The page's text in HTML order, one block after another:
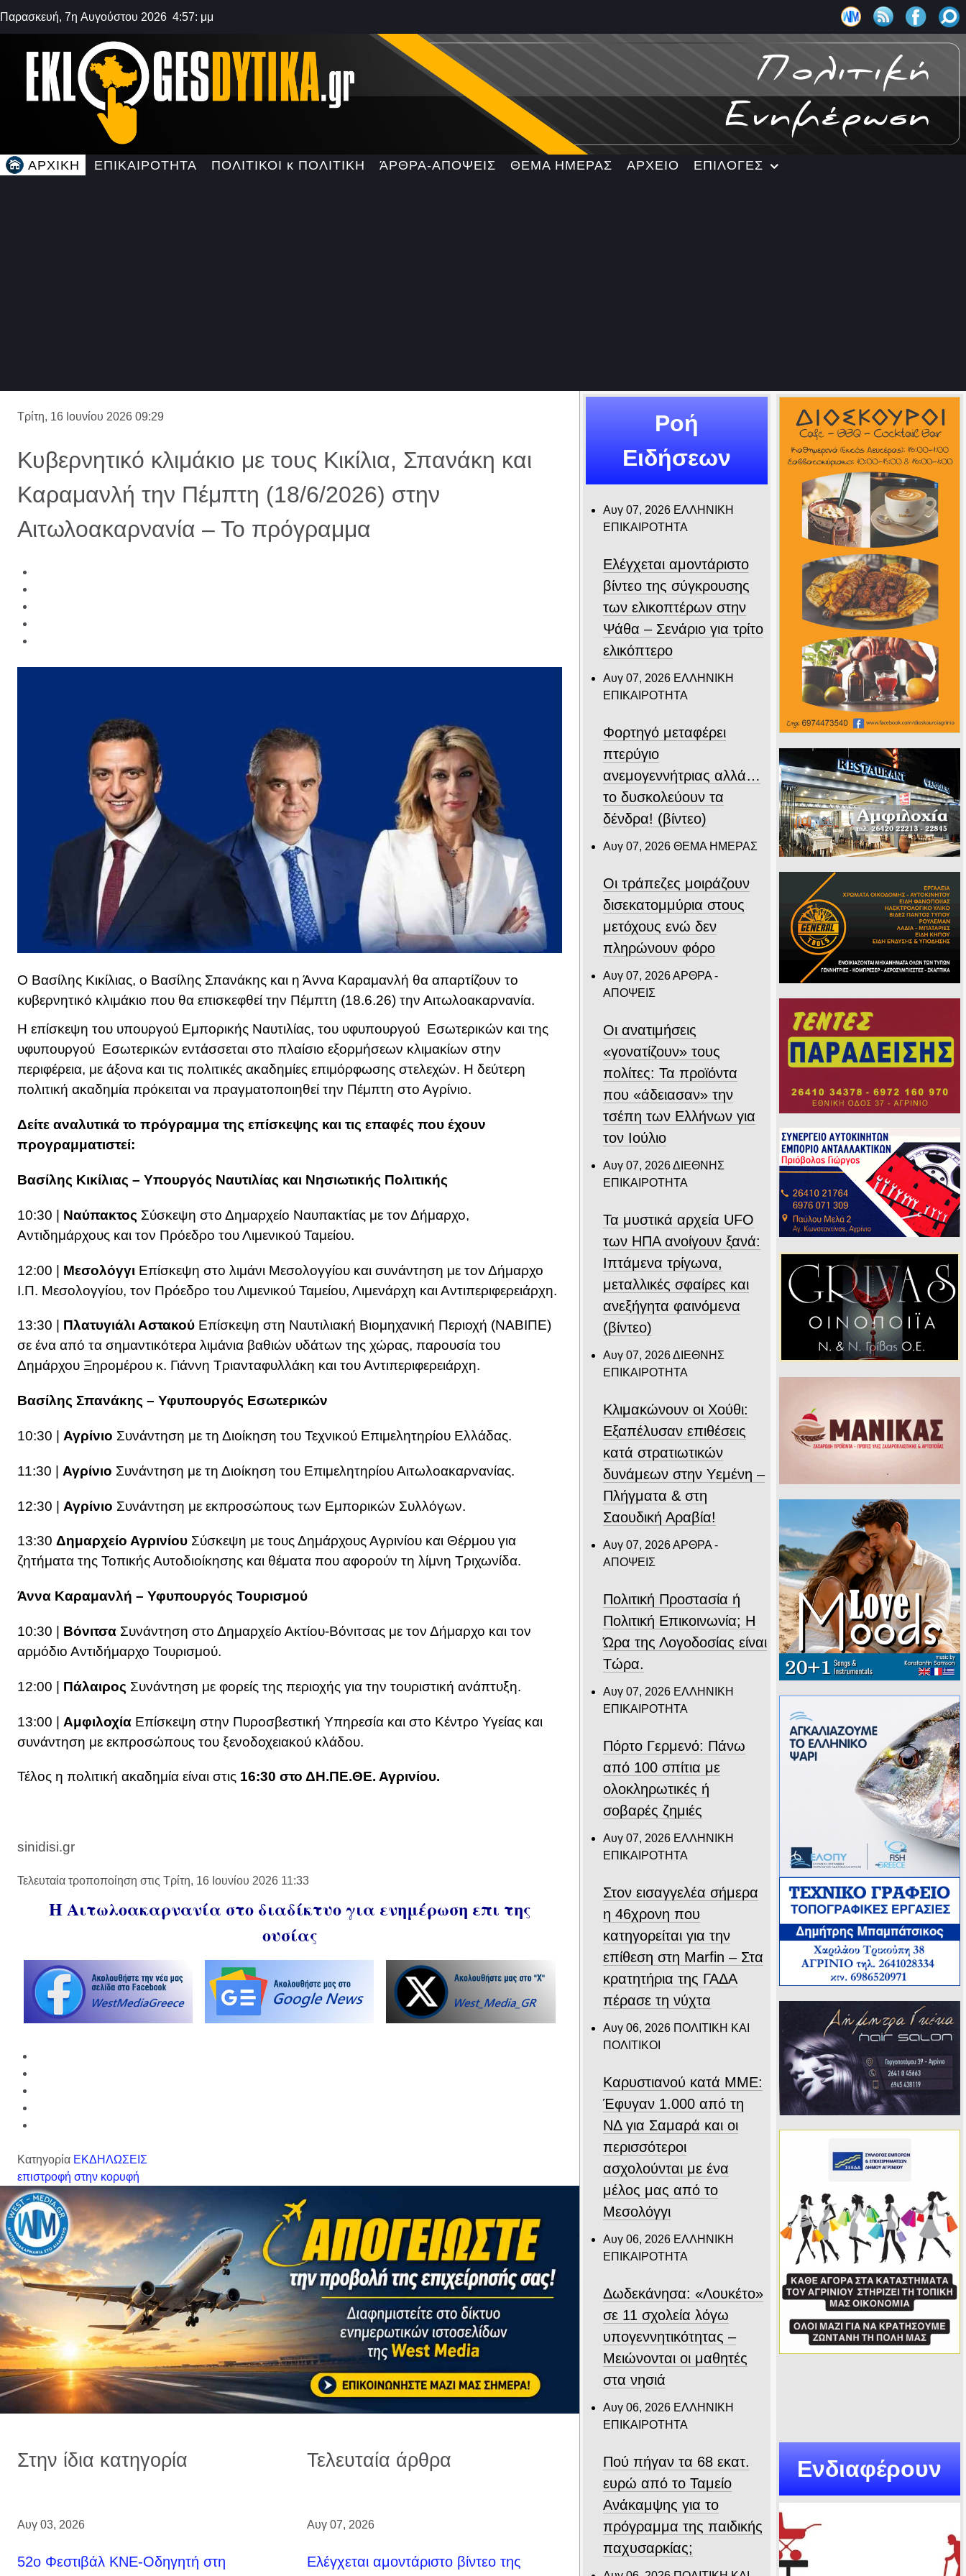
Παρασκευή, 7η Αυγούστου 2026 4:57: μμ
ΑΡΧΙΚΗ ΕΠΙΚΑΙΡΟΤΗΤΑ ΠΟΛΙΤΙΚΟΙ κ ΠΟΛΙΤΙΚΗ ΆΡΘΡΑ-ΑΠΟΨΕΙΣ ΘΕΜΑ ΗΜΕΡΑΣ ΑΡΧΕΙΟ ΕΠΙΛΟΓΕΣ
Τρίτη, 16 Ιουνίου 2026 09:29
Κυβερνητικό κλιμάκιο με τους Κικίλια, Σπανάκη και
Καραμανλή την Πέμπτη (18/6/2026) στην
Αιτωλοακαρνανία – Το πρόγραμμα
Ο Βασίλης Κικίλιας, ο Βασίλης Σπανάκης και η Άννα Καραμανλή θα απαρτίζουν το
κυβερνητικό κλιμάκιο που θα επισκεφθεί την Πέμπτη (18.6.26) την Αιτωλοακαρνανία.
Η επίσκεψη του υπουργού Εμπορικής Ναυτιλίας, του υφυπουργού Εσωτερικών και της
υφυπουργού Εσωτερικών εντάσσεται στο πλαίσιο εξορμήσεων κλιμακίων στην
περιφέρεια, με άξονα και τις πολιτικές ακαδημίες επιμόρφωσης στελεχών. Η δεύτερη
πολιτική ακαδημία πρόκειται να πραγματοποιηθεί την Πέμπτη στο Αγρίνιο.
Δείτε αναλυτικά το πρόγραμμα της επίσκεψης και τις επαφές που έχουν
προγραμματιστεί:
Βασίλης Κικίλιας – Υπουργός Ναυτιλίας και Νησιωτικής Πολιτικής
10:30 | Ναύπακτος Σύσκεψη στο Δημαρχείο Ναυπακτίας με τον Δήμαρχο,
Αντιδημάρχους και τον Πρόεδρο του Λιμενικού Ταμείου.
12:00 | Μεσολόγγι Επίσκεψη στο λιμάνι Μεσολογγίου και συνάντηση με τον Δήμαρχο
Ι.Π. Μεσολογγίου, τον Πρόεδρο του Λιμενικού Ταμείου, Λιμενάρχη και Αντιπεριφερειάρχη.
13:30 | Πλατυγιάλι Αστακού Επίσκεψη στη Ναυτιλιακή Βιομηχανική Περιοχή (ΝΑΒΙΠΕ)
σε ένα από τα σημαντικότερα λιμάνια βαθιών υδάτων της χώρας, παρουσία του
Δημάρχου Ξηρομέρου κ. Γιάννη Τριανταφυλλάκη και του Αντιπεριφερειάρχη.
Βασίλης Σπανάκης – Υφυπουργός Εσωτερικών
10:30 | Αγρίνιο Συνάντηση με τη Διοίκηση του Τεχνικού Επιμελητηρίου Ελλάδας.
11:30 | Αγρίνιο Συνάντηση με τη Διοίκηση του Επιμελητηρίου Αιτωλοακαρνανίας.
12:30 | Αγρίνιο Συνάντηση με εκπροσώπους των Εμπορικών Συλλόγων.
13:30 Δημαρχείο Αγρινίου Σύσκεψη με τους Δημάρχους Αγρινίου και Θέρμου για
ζητήματα της Τοπικής Αυτοδιοίκησης και θέματα που αφορούν τη λίμνη Τριχωνίδα.
Άννα Καραμανλή – Υφυπουργός Τουρισμού
10:30 | Βόνιτσα Συνάντηση στο Δημαρχείο Ακτίου-Βόνιτσας με τον Δήμαρχο και τον
αρμόδιο Αντιδήμαρχο Τουρισμού.
12:00 | Πάλαιρος Συνάντηση με φορείς της περιοχής για την τουριστική ανάπτυξη.
13:00 | Αμφιλοχία Επίσκεψη στην Πυροσβεστική Υπηρεσία και στο Κέντρο Υγείας και
συνάντηση με εκπροσώπους του ξενοδοχειακού κλάδου.
Τέλος η πολιτική ακαδημία είναι στις 16:30 στο ΔΗ.ΠΕ.ΘΕ. Αγρινίου.
sinidisi.gr
Τελευταία τροποποίηση στις Τρίτη, 16 Ιουνίου 2026 11:33
Η Αιτωλοακαρνανία στο διαδίκτυο για ενημέρωση επι της
ουσίας
Κατηγορία ΕΚΔΗΛΩΣΕΙΣ
επιστροφή στην κορυφή
Στην ίδια κατηγορία
Αυγ 03, 2026
52ο Φεστιβάλ ΚΝΕ-Οδηγητή στη
Τελευταία άρθρα
Αυγ 07, 2026
Ελέγχεται αμοντάριστο βίντεο της
Ροή
Ειδήσεων
Αυγ 07, 2026 ΕΛΛΗΝΙΚΗ
ΕΠΙΚΑΙΡΟΤΗΤΑ
Ελέγχεται αμοντάριστο
βίντεο της σύγκρουσης
των ελικοπτέρων στην
Ψάθα – Σενάριο για τρίτο
ελικόπτερο
Αυγ 07, 2026 ΕΛΛΗΝΙΚΗ
ΕΠΙΚΑΙΡΟΤΗΤΑ
Φορτηγό μεταφέρει
πτερύγιο
ανεμογεννήτριας αλλά…
το δυσκολεύουν τα
δένδρα! (βίντεο)
Αυγ 07, 2026 ΘΕΜΑ ΗΜΕΡΑΣ
Οι τράπεζες μοιράζουν
δισεκατομμύρια στους
μετόχους ενώ δεν
πληρώνουν φόρο
Αυγ 07, 2026ΑΡΘΡΑ -
ΑΠΟΨΕΙΣ
Οι ανατιμήσεις
«γονατίζουν» τους
πολίτες: Τα προϊόντα
που «άδειασαν» την
τσέπη των Ελλήνων για
τον Ιούλιο
Αυγ 07, 2026ΔΙΕΘΝΗΣ
ΕΠΙΚΑΙΡΟΤΗΤΑ
Τα μυστικά αρχεία UFO
των ΗΠΑ ανοίγουν ξανά:
Ιπτάμενα τρίγωνα,
μεταλλικές σφαίρες και
ανεξήγητα φαινόμενα
(βίντεο)
Αυγ 07, 2026ΔΙΕΘΝΗΣ
ΕΠΙΚΑΙΡΟΤΗΤΑ
Κλιμακώνουν οι Χούθι:
Eξαπέλυσαν επιθέσεις
κατά στρατιωτικών
δυνάμεων στην Υεμένη –
Πλήγματα & στη
Σαουδική Αραβία!
Αυγ 07, 2026ΑΡΘΡΑ -
ΑΠΟΨΕΙΣ
Πολιτική Προστασία ή
Πολιτική Επικοινωνία; Η
Ώρα της Λογοδοσίας είναι
Τώρα.
Αυγ 07, 2026 ΕΛΛΗΝΙΚΗ
ΕΠΙΚΑΙΡΟΤΗΤΑ
Πόρτο Γερμενό: Πάνω
από 100 σπίτια με
ολοκληρωτικές ή
σοβαρές ζημιές
Αυγ 07, 2026 ΕΛΛΗΝΙΚΗ
ΕΠΙΚΑΙΡΟΤΗΤΑ
Στον εισαγγελέα σήμερα
η 46χρονη που
κατηγορείται για την
επίθεση στη Marfin – Στα
κρατητήρια της ΓΑΔΑ
πέρασε τη νύχτα
Αυγ 06, 2026 ΠΟΛΙΤΙΚΗ ΚΑΙ
ΠΟΛΙΤΙΚΟΙ
Καρυστιανού κατά ΜΜΕ:
Έφυγαν 1.000 από τη
ΝΔ για Σαμαρά και οι
περισσότεροι
ασχολούνται με ένα
μέλος μας από το
Μεσολόγγι
Αυγ 06, 2026 ΕΛΛΗΝΙΚΗ
ΕΠΙΚΑΙΡΟΤΗΤΑ
Δωδεκάνησα: «Λουκέτο»
σε 11 σχολεία λόγω
υπογεννητικότητας –
Μειώνονται οι μαθητές
στα νησιά
Αυγ 06, 2026 ΕΛΛΗΝΙΚΗ
ΕΠΙΚΑΙΡΟΤΗΤΑ
Πού πήγαν τα 68 εκατ.
ευρώ από το Ταμείο
Ανάκαμψης για το
πρόγραμμα της παιδικής
παχυσαρκίας;
Ενδιαφέρουν